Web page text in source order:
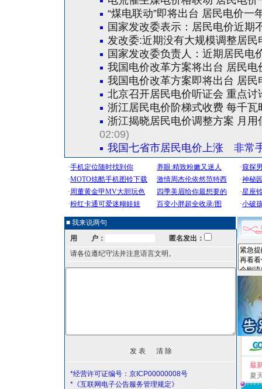
“煤电联动”即将出台 居民电价一
国家发改委表示：居民电价近期
发改委:近期没有大规模调整居民
国家发改委负责人：近期居民电
我国电价改革方案将出台 居民电
我国电价改革方案即将出台 居民
北京召开居民电价听证会 重点讨
浙江居民电价阶梯式收费 每千瓦
浙江揭晓居民电价调整方案 月用
02:09)
我国七省市居民电价上涨
非常
■ 我来说两句
用 户：
匿名发出：
请各位遵纪守法并注意语言文明。
*经营许可证编号：京ICP00000008号
*《互联网电子公告服务管理规定》
最
夏